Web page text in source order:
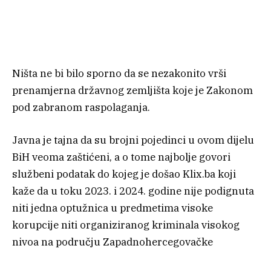
Ništa ne bi bilo sporno da se nezakonito vrši
prenamjerna državnog zemljišta koje je Zakonom
pod zabranom raspolaganja.
Javna je tajna da su brojni pojedinci u ovom dijelu
BiH veoma zaštićeni, a o tome najbolje govori
službeni podatak do kojeg je došao Klix.ba koji
kaže da u toku 2023. i 2024. godine nije podignuta
niti jedna optužnica u predmetima visoke
korupcije niti organiziranog kriminala visokog
nivoa na području Zapadnohercegovačke